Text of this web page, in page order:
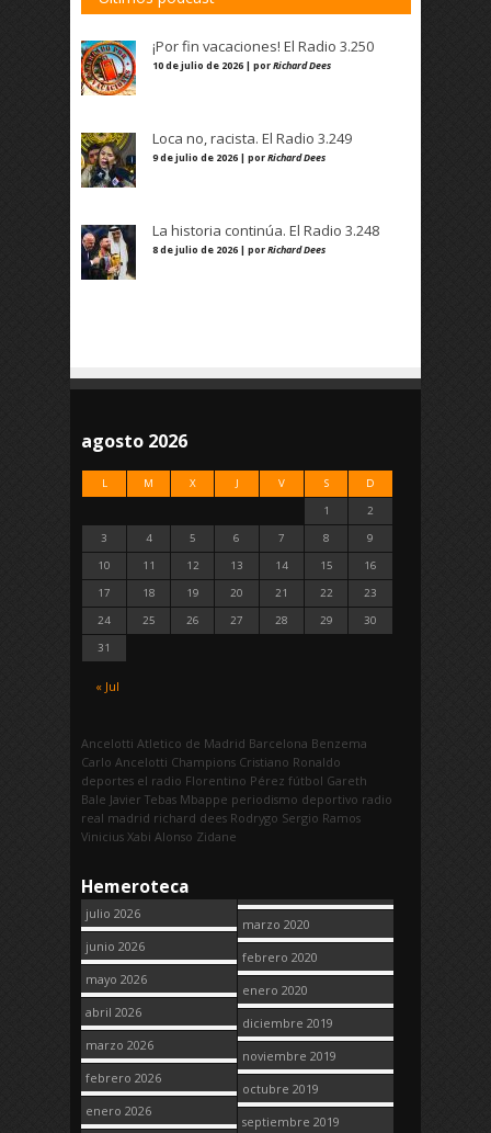
¡Por fin vacaciones! El Radio 3.250
10 de julio de 2026 | porRichard Dees
Loca no, racista. El Radio 3.249
9 de julio de 2026 | porRichard Dees
La historia continúa. El Radio 3.248
8 de julio de 2026 | porRichard Dees
agosto 2026
L M X J V S D
« Jul
1
2
3
4 5 6 7 8
9
10
11 12 13 14 15
16
17
18 19 20 21 22
23
24
25 26 27 28 29
30
31
Ancelotti Atletico de Madrid Barcelona Benzema
Carlo Ancelotti Champions Cristiano Ronaldo
deportes el radio Florentino Pérez fútbol Gareth
Bale Javier Tebas Mbappe periodismo deportivo radio
real madrid richard dees Rodrygo Sergio Ramos
Vinicius Xabi Alonso Zidane
Hemeroteca
julio 2026
junio 2026
mayo 2026
abril 2026
marzo 2026
febrero 2026
enero 2026
marzo 2020
febrero 2020
enero 2020
diciembre 2019
noviembre 2019
octubre 2019
septiembre 2019